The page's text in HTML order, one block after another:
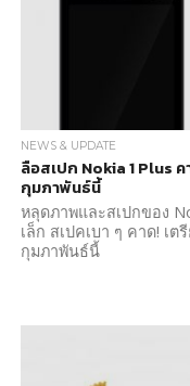
NEWS & UPDATE
ลือสเปก Nokia 1 Plus ค
กุมภาพันธ์นี้
หลุดภาพและสเปกของ
เล็ก สเปคเบา ๆ คาด! เ
กุมภาพันธ์นี้